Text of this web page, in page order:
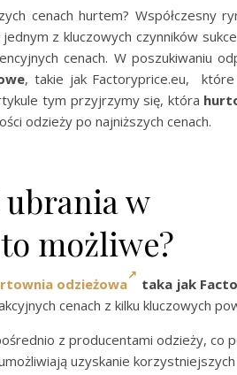
cenach hurtem? Współczesny
z kluczowych czynników
cenach. W poszukiwaniu
, takie jak Factoryprice.eu, które
tym przyjrzymy się, która
odzieży po najniższych cenach.
w
możliwe?
odzieżowa taka jak
cenach z kilku kluczowych
z producentami odzieży, co
uzyskanie